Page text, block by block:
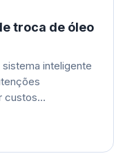
troca de óleo
inteligente
custos…